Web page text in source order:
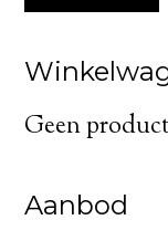
Geen
Aanbod